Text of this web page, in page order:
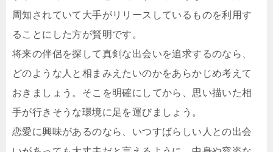
周知されていて大手がリリースしているものを利用す
ることにした方が賢明です。
将来の伴侶を探して真剣な出会いを追求するのなら、
どのような人と相まみえたいのかをあらかじめ考えて
おきましょう。そこを明確にしてから、思い描いた相
手が行きそうな環境に足を運びましょう。
恋愛に興味があるのなら、いつすばらしい人との出会